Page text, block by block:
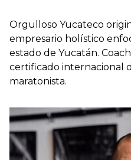
Orgulloso Yucateco
empresario holístico
estado de Yucatán.
certificado internacional
maratonista.